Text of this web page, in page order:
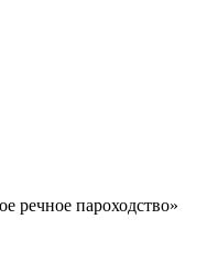
речное пароходство»